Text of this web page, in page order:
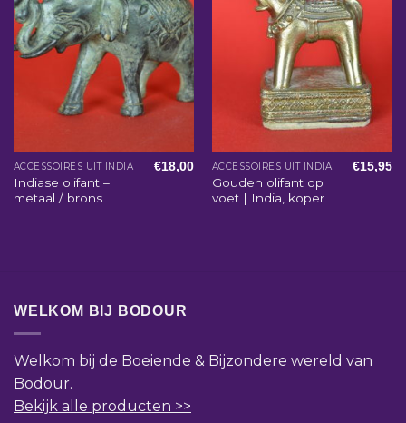
ACCESSOIRES UIT INDIA
Indiase olifant –
metaal / brons
€18,00 ACCESSOIRES UIT INDIA
Gouden olifant op
voet | India, koper
€15,95
WELKOM BIJ BODOUR
Welkom bij de Boeiende & Bijzondere wereld van
Bodour.
Bekijk alle producten >>